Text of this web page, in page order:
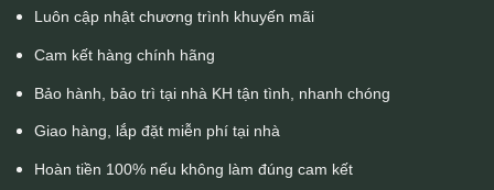
Luôn cập nhật chương trình khuyến mãi
Cam kết hàng chính hãng
Bảo hành, bảo trì tại nhà KH tận tình, nhanh chóng
Giao hàng, lắp đặt miễn phí tại nhà
Hoàn tiền 100% nếu không làm đúng cam kết